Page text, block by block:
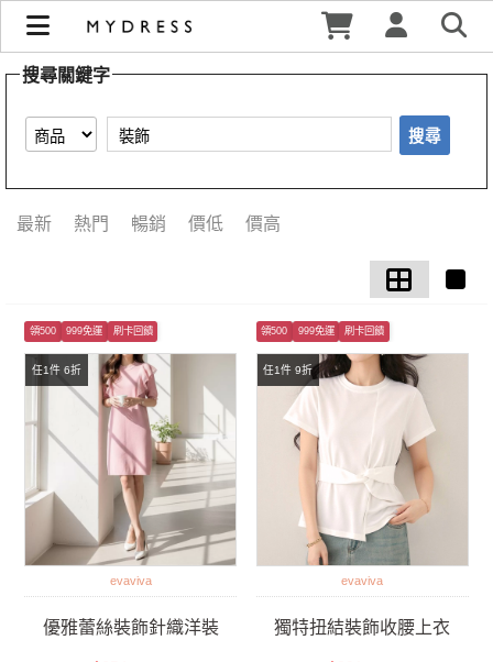
【裝飾】搜尋結果 | MYDRESS 時裳韓風
搜尋關鍵字
搜尋
最新 熱門 暢銷 價低 價高
任1件 6折
領500 999免運 刷卡回饋
evaviva
優雅蕾絲裝飾針織洋裝
任1件 9折
領500 999免運 刷卡回饋
evaviva
獨特扭結裝飾收腰上衣